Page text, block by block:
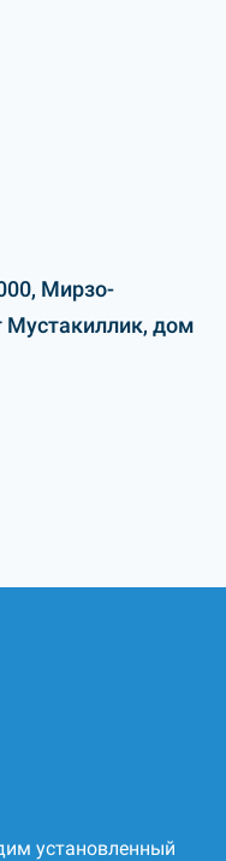
Мирзо-
Мустакиллик, дом
установленный